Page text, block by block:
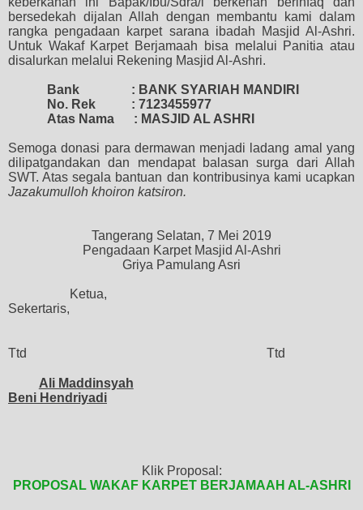
bersedekah dijalan Allah dengan membantu kami dalam
rangka pengadaan karpet sarana ibadah Masjid Al-Ashri.
Untuk Wakaf Karpet Berjamaah bisa melalui Panitia atau
disalurkan melalui Rekening Masjid Al-Ashri.
Bank
: BANK SYARIAH MANDIRI
No. Rek
: 7123455977
Atas Nama
: MASJID AL ASHRI
Semoga donasi para dermawan menjadi ladang amal yang
dilipatgandakan dan mendapat balasan surga dari Allah
SWT. Atas segala bantuan dan kontribusinya kami ucapkan
Jazakumulloh khoiron katsiron.
Tangerang Selatan, 7 Mei 2019
Pengadaan Karpet Masjid Al-Ashri
Griya Pamulang Asri
Ketua,
Sekertaris,
Ttd Ttd
Ali Maddinsyah
Beni Hendriyadi
Klik Proposal:
PROPOSAL WAKAF KARPET BERJAMAAH AL-ASHRI